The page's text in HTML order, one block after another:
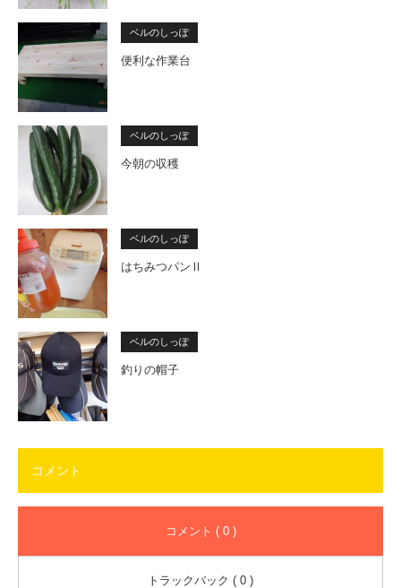
ベルのしっぽ
便利な作業台
ベルのしっぽ
今朝の収穫
ベルのしっぽ
はちみつパンⅡ
ベルのしっぽ
釣りの帽子
コメント
コメント ( 0 )
トラックバック ( 0 )